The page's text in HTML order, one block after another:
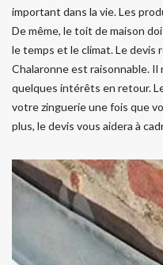
important dans la vie. Les
De même, le toit de maison
le temps et le climat. Le devis
Chalaronne est raisonnable. Il
quelques intérêts en retour.
votre zinguerie une fois que
plus, le devis vous aidera à